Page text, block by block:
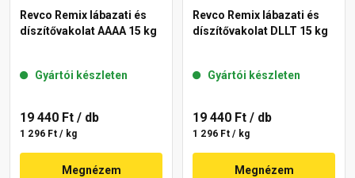
Revco Remix lábazati és
díszítővakolat AAAA 15 kg
Gyártói készleten
19 440 Ft / db
1 296 Ft / kg
Megnézem
Revco Remix lábazati és
díszítővakolat DLLT 15 kg
Gyártói készleten
19 440 Ft / db
1 296 Ft / kg
Megnézem